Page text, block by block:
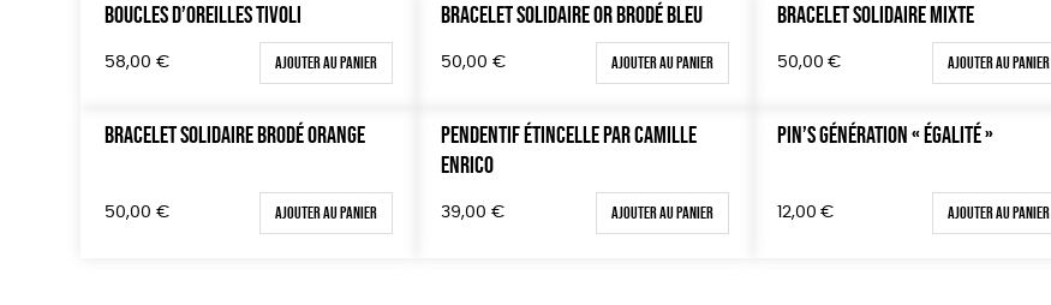
BOUCLES D’OREILLES TIVOLI
58,00 € Ajouter au panier
BRACELET SOLIDAIRE OR BRODÉ BLEU
50,00 € Ajouter au panier
BRACELET SOLIDAIRE MIXTE
50,00 € Ajouter au panier
BRACELET SOLIDAIRE BRODÉ ORANGE
50,00 € Ajouter au panier
PENDENTIF ÉTINCELLE PAR CAMILLE
ENRICO
39,00 € Ajouter au panier
PIN’S GÉNÉRATION « ÉGALITÉ »
12,00 € Ajouter au panier